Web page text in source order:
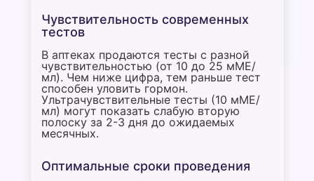
Чувствительность современных
тестов
В аптеках продаются тесты с разной
чувствительностью (от 10 до 25 мМЕ/
мл). Чем ниже цифра, тем раньше тест
способен уловить гормон.
Ультрачувствительные тесты (10 мМЕ/
мл) могут показать слабую вторую
полоску за 2-3 дня до ожидаемых
месячных.
Оптимальные сроки проведения